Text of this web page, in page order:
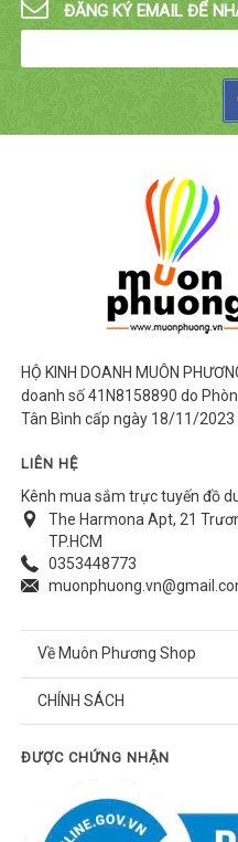
ĐĂNG KÝ EMAIL ĐỂ
HỘ KINH DOANH MUÔN
doanh số 41N8158890 do
Tân Bình cấp ngày 18/11/2023
LIÊN HỆ
Kênh mua sắm trực tuyến đồ
The Harmona Apt, 21
TP.HCM
0353448773
Về Muôn Phương Shop
CHÍNH SÁCH
ĐƯỢC CHỨNG NHẬN